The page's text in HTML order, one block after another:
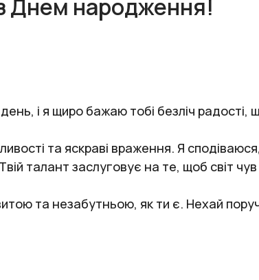
Днем народження!
і я щиро бажаю тобі безліч радості,
та яскраві враження. Я
талант заслуговує на те, щоб світ
та незабутньою, як ти є. Нехай